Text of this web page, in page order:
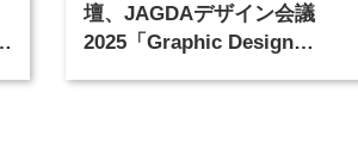
壇、JAGDAデザイン会議
2025「Graphic Design